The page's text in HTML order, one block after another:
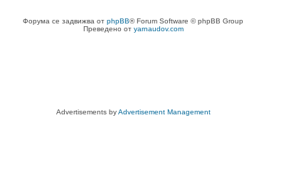
Форума се задвижва от phpBB® Forum Software © phpBB Group
Преведено от yarnaudov.com
Advertisements byAdvertisement Management